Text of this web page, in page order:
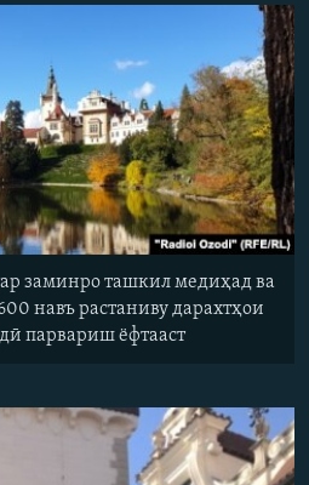
заминро ташкил медиҳад ва
навъ растаниву дарахтҳои
парвариш ёфтааст